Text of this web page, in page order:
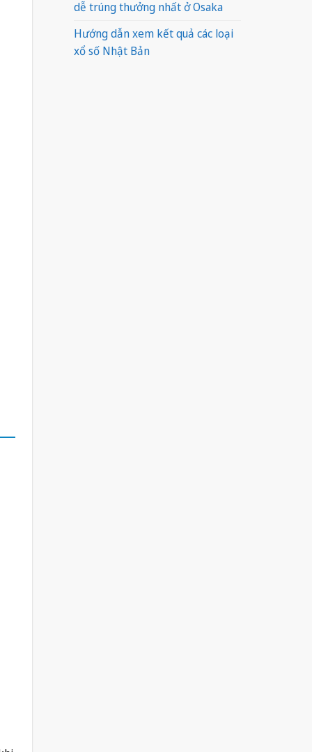
dễ trúng thưởng nhất ở Osaka
Hướng dẫn xem kết quả các loại
xổ số Nhật Bản